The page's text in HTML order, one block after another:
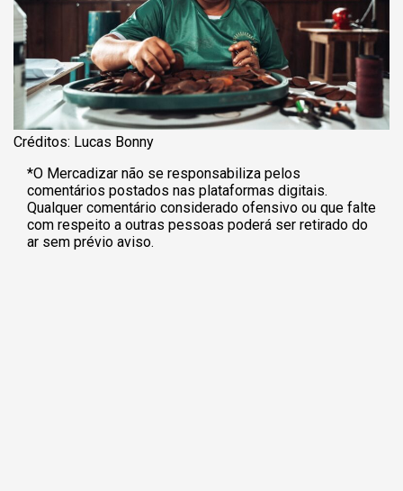
Créditos: Lucas Bonny
*O Mercadizar não se responsabiliza pelos
comentários postados nas plataformas digitais.
Qualquer comentário considerado ofensivo ou que falte
com respeito a outras pessoas poderá ser retirado do
ar sem prévio aviso.